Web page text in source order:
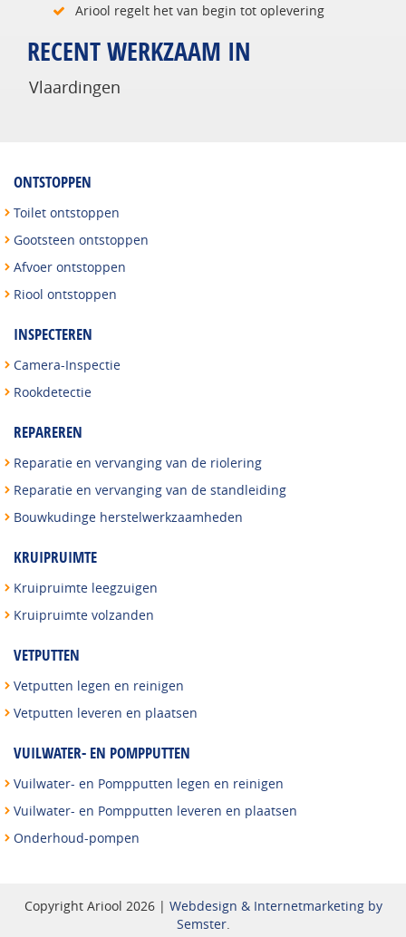
Ariool regelt het van begin tot oplevering
RECENT WERKZAAM IN
Vlaardingen
ONTSTOPPEN
Toilet ontstoppen
Gootsteen ontstoppen
Afvoer ontstoppen
Riool ontstoppen
INSPECTEREN
Camera-Inspectie
Rookdetectie
REPAREREN
Reparatie en vervanging van de riolering
Reparatie en vervanging van de standleiding
Bouwkudinge herstelwerkzaamheden
KRUIPRUIMTE
Kruipruimte leegzuigen
Kruipruimte volzanden
VETPUTTEN
Vetputten legen en reinigen
Vetputten leveren en plaatsen
VUILWATER- EN POMPPUTTEN
Vuilwater- en Pompputten legen en reinigen
Vuilwater- en Pompputten leveren en plaatsen
Onderhoud-pompen
Copyright Ariool 2026 | Webdesign & Internetmarketing by
Semster.